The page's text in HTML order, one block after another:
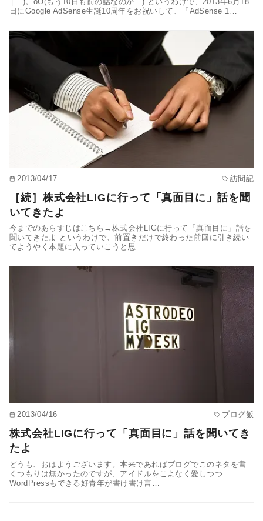
├｀)。oO(もう10日も前の話なのか...) というわけで、2013年6月18
日にGoogle AdSense生誕10周年をお祝いして、「AdSense 1…
2013/04/17 訪問記
［続］株式会社LIGに行って「真面目に」話を聞
いてきたよ
今までのあらすじはこちら→株式会社LIGに行って「真面目に」話を
聞いてきたよ というわけで、前置きだけで終わった前回に引き続い
てようやく本題に入っていこうと思…
2013/04/16 ブログ飯
株式会社LIGに行って「真面目に」話を聞いてき
たよ
どうも、おはようございます。本来であればブログでこのネタを書
くつもりは無かったのですが、アイドルをこよなく愛しつつ
WordPressもできる好青年が書け書け言…